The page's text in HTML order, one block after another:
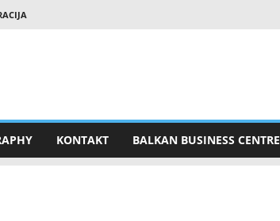
KONTAKT BALKAN BUSINESS CENTRE